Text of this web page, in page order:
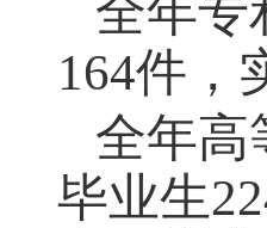
全年专
164件，
全年高
毕业生